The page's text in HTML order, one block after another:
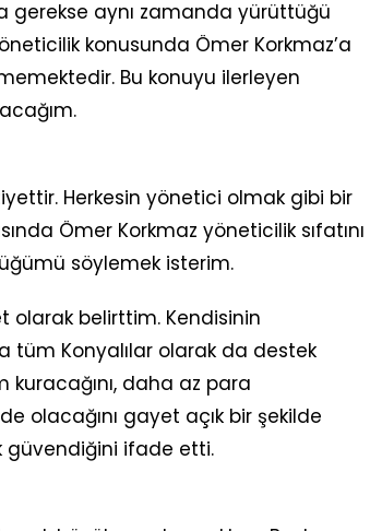
gerekse aynı zamanda yürüttüğü
konusunda Ömer Korkmaz’a
Bu konuyu ilerleyen
Herkesin yönetici olmak gibi bir
Ömer Korkmaz yöneticilik sıfatını
söylemek isterim.
olarak belirttim. Kendisinin
tüm Konyalılar olarak da destek
kuracağını, daha az para
olacağını gayet açık bir şekilde
güvendiğini ifade etti.